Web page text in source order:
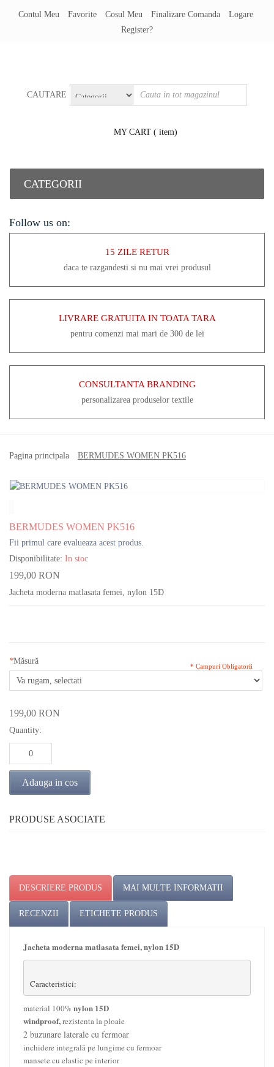
Contul Meu Favorite Cosul Meu Finalizare Comanda
Logare
Register?
CAUTARE
MY CART ( item)
CATEGORII
Follow us on:
15 ZILE RETUR
daca te razgandesti si nu mai vrei produsul
LIVRARE GRATUITA IN TOATA TARA
pentru comenzi mai mari de 300 de lei
CONSULTANTA BRANDING
personalizarea produselor textile
Pagina principala BERMUDES WOMEN PK516
BERMUDES WOMEN PK516
Fii primul care evalueaza acest produs.
Disponibilitate: In stoc
199,00 RON
Jacheta moderna matlasata femei, nylon 15D
*Măsură
* Campuri Obligatorii
199,00 RON
Quantity:
Adauga in cos
PRODUSE ASOCIATE
DESCRIERE PRODUS MAI MULTE INFORMATII
RECENZII ETICHETE PRODUS
Jacheta moderna matlasata femei, nylon 15D
Caracteristici:
material 100% nylon 15D
windproof,rezistentala ploaie
2 buzunare laterale cu fermoar
inchidere integrală pe lungime cu fermoar
mansete cu elastic pe interior